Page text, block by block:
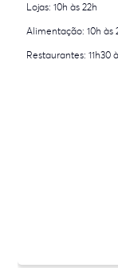
Lojas: 10h às 22h
Alimentação: 10h às
Restaurantes: 11h30